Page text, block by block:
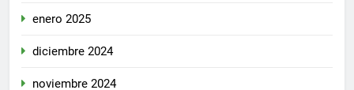
enero 2025
diciembre 2024
noviembre 2024